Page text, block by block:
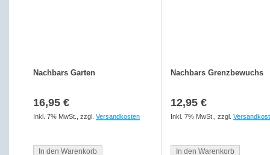
Nachbars Garten
16,95 €
Inkl. 7% MwSt. zzgl. Versandkosten
In den Warenkorb
Nachbars Grenzbewuchs
12,95 €
Inkl. 7% MwSt. zzgl.
In den Warenkorb